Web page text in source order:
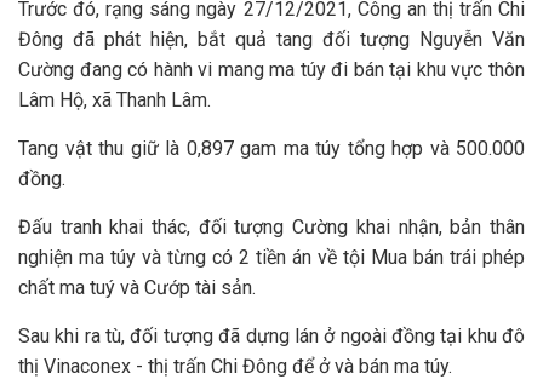
Trước đó, rạng sáng ngày 27/12/2021, Công an thị trấn Chi
Đông đã phát hiện, bắt quả tang đối tượng Nguyễn Văn
Cường đang có hành vi mang ma túy đi bán tại khu vực thôn
Lâm Hộ, xã Thanh Lâm.
Tang vật thu giữ là 0,897 gam ma túy tổng hợp và 500.000
đồng.
Đấu tranh khai thác, đối tượng Cường khai nhận, bản thân
nghiện ma túy và từng có 2 tiền án về tội Mua bán trái phép
chất ma tuý và Cướp tài sản.
Sau khi ra tù, đối tượng đã dựng lán ở ngoài đồng tại khu đô
thị Vinaconex - thị trấn Chi Đông để ở và bán ma túy.